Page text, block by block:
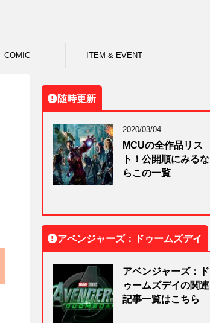
COMIC ITEM & EVENT
随時更新
2020/03/04
MCUの全作品リス
ト！公開順にみるな
らこの一覧
アベンジャーズ：ドゥームズデイ
アベンジャーズ：ド
ゥームズデイの関連
記事一覧はこちら